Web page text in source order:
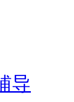
导